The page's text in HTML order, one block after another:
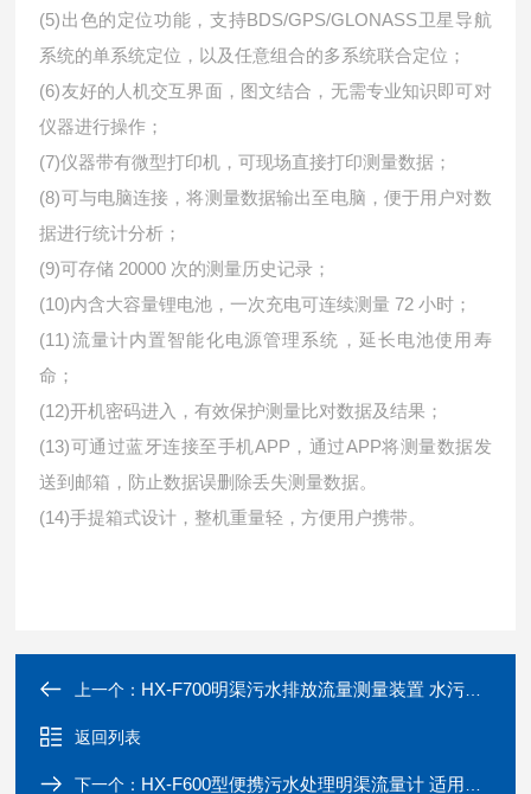
(5)出色的定位功能，支持BDS/GPS/GLONASS卫星导航
系统的单系统定位，以及任意组合的多系统联合定位；
(6)友好的人机交互界面，图文结合，无需专业知识即可对
仪器进行操作；
(7)仪器带有微型打印机，可现场直接打印测量数据；
(8)可与电脑连接，将测量数据输出至电脑，便于用户对数
据进行统计分析；
(9)可存储 20000 次的测量历史记录；
(10)内含大容量锂电池，一次充电可连续测量 72 小时；
(11)流量计内置智能化电源管理系统，延长电池使用寿
命；
(12)开机密码进入，有效保护测量比对数据及结果；
(13)可通过蓝牙连接至手机APP，通过APP将测量数据发
送到邮箱，防止数据误删除丢失测量数据。
(14)手提箱式设计，整机重量轻，方便用户携带。
上一个： HX-F700明渠污水排放流量测量装置 水污染流量监测
返回列表
下一个： HX-F600型便携污水处理明渠流量计 适用四种堰型